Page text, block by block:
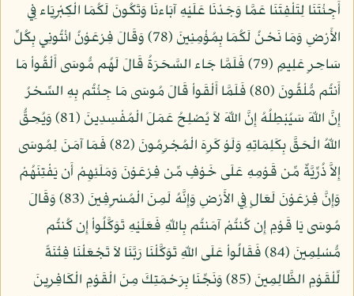
أَجِئْتَنَا لِتَلْفِتَنَا عَمَّا وَجَدْنَا عَلَيْهِ آبَاءنَا وَتَكُونَ لَكُمَا الْكِبْرِيَاء فِي
الأَرْضِ وَمَا نَحْنُ لَكُمَا بِمُؤْمِنِينَ (78) وَقَالَ فِرْعَوْنُ ائْتُونِي بِكُلِّ
سَاحِرٍ عَلِيمٍ (79) فَلَمَّا جَاء السَّحَرَةُ قَالَ لَهُم مُّوسَى أَلْقُواْ مَا
أَنتُم مُّلْقُونَ (80) فَلَمَّا أَلْقَواْ قَالَ مُوسَى مَا جِئْتُم بِهِ السِّحْرُ
إِنَّ اللّهَ سَيُبْطِلُهُ إِنَّ اللّهَ لاَ يُصْلِحُ عَمَلَ الْمُفْسِدِينَ (81) وَيُحِقُّ
اللّهُ الْحَقَّ بِكَلِمَاتِهِ وَلَوْ كَرِهَ الْمُجْرِمُونَ (82) فَمَا آمَنَ لِمُوسَى
إِلاَّ ذُرِّيَّةٌ مِّن قَوْمِهِ عَلَى خَوْفٍ مِّن فِرْعَوْنَ وَمَلَئِهِمْ أَن يَفْتِنَهُمْ
وَإِنَّ فِرْعَوْنَ لَعَالٍ فِي الأَرْضِ وَإِنَّهُ لَمِنَ الْمُسْرِفِينَ (83) وَقَالَ
مُوسَى يَا قَوْمِ إِن كُنتُمْ آمَنتُم بِاللّهِ فَعَلَيْهِ تَوَكَّلُواْ إِن كُنتُم
مُّسْلِمِينَ (84) فَقَالُواْ عَلَى اللّهِ تَوَكَّلْنَا رَبَّنَا لاَ تَجْعَلْنَا فِتْنَةً
لِّلْقَوْمِ الظَّالِمِينَ (85) وَنَجِّنَا بِرَحْمَتِكَ مِنَ الْقَوْمِ الْكَافِرِينَ